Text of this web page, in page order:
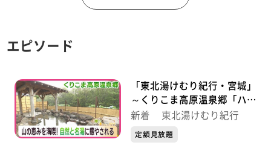
【放送局】東日本放送
エピソード
「東北湯けむり紀行・宮城」
～くりこま高原温泉郷「ハイ
ルザーム栗駒」～
新着 東北湯けむり紀行
定額見放題